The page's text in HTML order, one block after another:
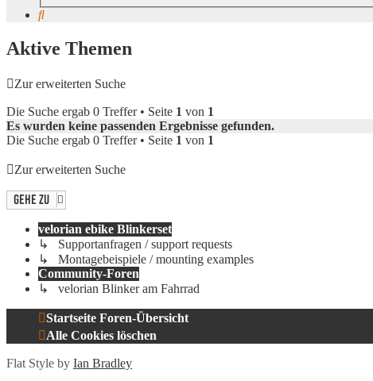
Suche
Aktive Themen
Zur erweiterten Suche
Die Suche ergab 0 Treffer • Seite 1 von 1
Es wurden keine passenden Ergebnisse gefunden.
Die Suche ergab 0 Treffer • Seite 1 von 1
Zur erweiterten Suche
Gehe zu
velorian ebike Blinkerset
↳ Supportanfragen / support requests
↳ Montagebeispiele / mounting examples
Community-Foren
↳ velorian Blinker am Fahrrad
Startseite Foren-Übersicht
Alle Cookies löschen
Flat Style by Ian Bradley